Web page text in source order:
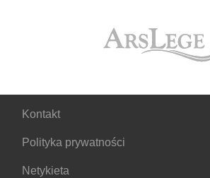
Kontakt
Polityka prywatności
Netykieta